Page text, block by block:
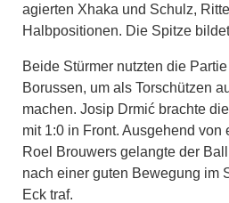
agierten Xhaka und Schulz,
Halbpositionen. Die Spitze
Beide Stürmer nutzten die
Borussen, um als Torschützen
machen. Josip Drmić brachte
mit 1:0 in Front. Ausgehend
Roel Brouwers gelangte der
nach einer guten Bewegung im
Eck traf.